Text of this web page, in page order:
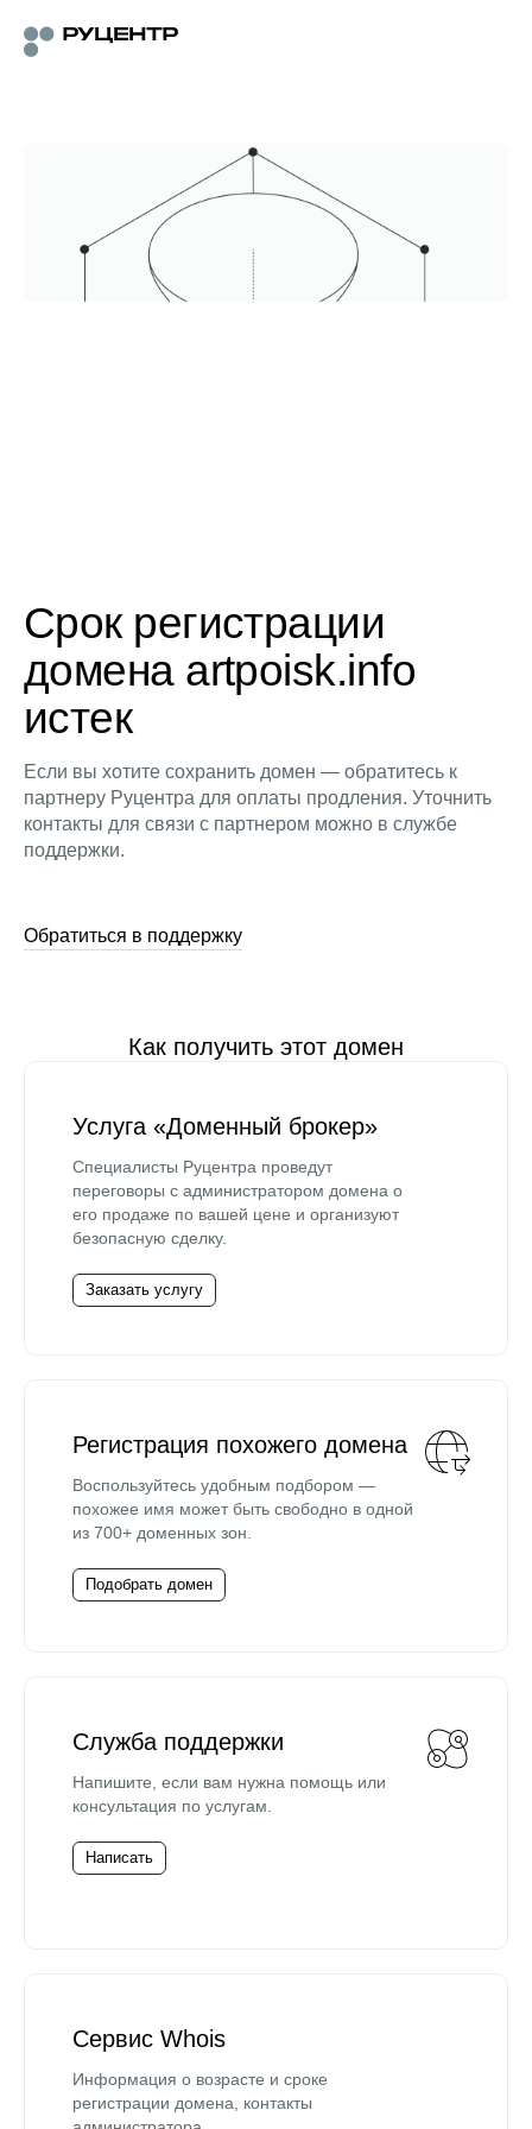
Срок регистрации
домена artpoisk.info
истек
Если вы хотите сохранить домен — обратитесь к
партнеру Руцентра для оплаты продления. Уточнить
контакты для связи с партнером можно в службе
поддержки.
Обратиться в поддержку
Как получить этот домен
Услуга «Доменный брокер»
Специалисты Руцентра проведут
переговоры с администратором домена о
его продаже по вашей цене и организуют
безопасную сделку.
Заказать услугу
Регистрация похожего домена
Воспользуйтесь удобным подбором —
похожее имя может быть свободно в одной
из 700+ доменных зон.
Подобрать домен
Служба поддержки
Напишите, если вам нужна помощь или
консультация по услугам.
Написать
Сервис Whois
Информация о возрасте и сроке
регистрации домена, контакты